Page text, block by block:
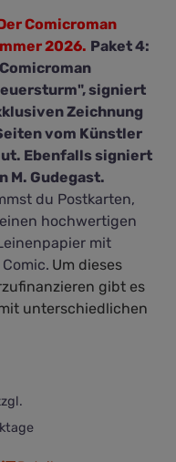
Comicroman
2026. Paket 4:
signiert
Zeichnung
vom Künstler
Ebenfalls signiert
M. Gudegast.
du Postkarten,
hochwertigen
mit
Um dieses
gibt es
unterschiedlichen